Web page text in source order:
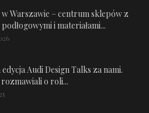
Warszawie – centrum sklepów z
i materiałami...
Audi Design Talks za nami.
o roli...